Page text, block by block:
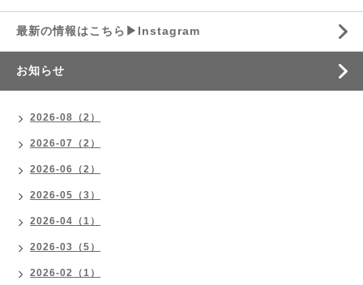
最新の情報はこちら▶︎Instagram
お知らせ
2026-08（2）
2026-07（2）
2026-06（2）
2026-05（3）
2026-04（1）
2026-03（5）
2026-02（1）